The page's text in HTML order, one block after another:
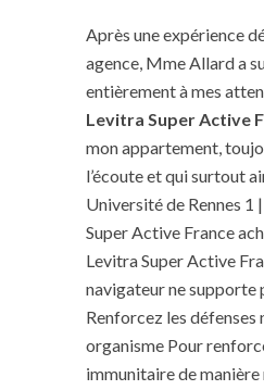
Après une expérience
agence, Mme Allard a
entièrement à mes
Levitra Super Active
mon appartement,
l’écoute et qui surtout
Université de Rennes
Super Active France
Levitra Super Active
navigateur ne supporte
Renforcez les
organisme Pour
immunitaire de